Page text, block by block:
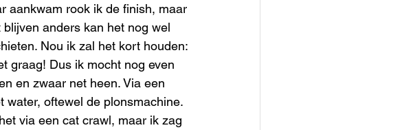
aankwam rook ik de finish, maar
anders kan het nog wel
Nou ik zal het kort houden:
graag! Dus ik mocht nog even
en zwaar net heen. Via een
water, oftewel de plonsmachine.
via een cat crawl, maar ik zag